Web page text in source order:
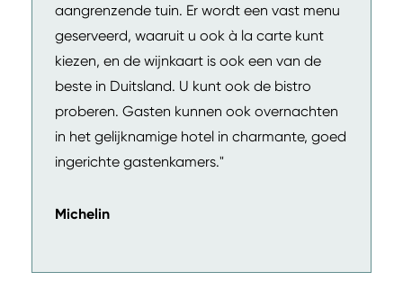
aangrenzende tuin. Er wordt een vast menu
geserveerd, waaruit u ook à la carte kunt
kiezen, en de wijnkaart is ook een van de
beste in Duitsland. U kunt ook de bistro
proberen. Gasten kunnen ook overnachten
in het gelijknamige hotel in charmante, goed
ingerichte gastenkamers."
Michelin